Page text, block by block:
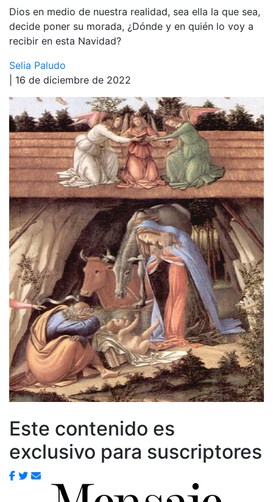
Dios en medio de nuestra realidad, sea ella la que sea,
decide poner su morada, ¿Dónde y en quién lo voy a
recibir en esta Navidad?
Selia Paludo
| 16 de diciembre de 2022
Este contenido es
exclusivo para suscriptores